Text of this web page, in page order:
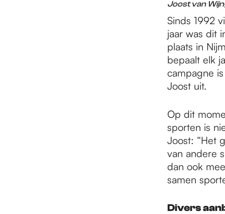
Joost van
Sinds 1992
jaar was dit
plaats in
bepaalt elk
campagne
Joost uit.
Op dit
sporten is
Joost: “Het
van andere
dan ook
samen
Divers